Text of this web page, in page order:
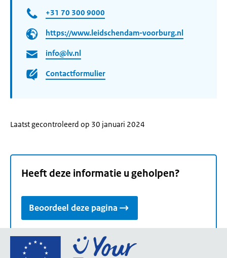
+31 70 300 9000
https://www.leidschendam-voorburg.nl
info@lv.nl
Contactformulier
Laatst gecontroleerd op 30 januari 2024
Heeft deze informatie u geholpen?
Beoordeel deze pagina
Ga